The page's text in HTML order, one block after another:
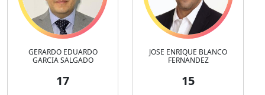
GERARDO EDUARDO
GARCIA SALGADO
17
JOSE ENRIQUE BLANCO
FERNANDEZ
15